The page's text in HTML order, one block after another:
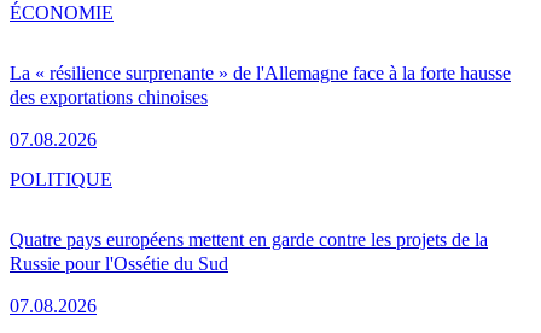
La « résilience surprenante » de l'Allemagne face à la forte hausse
des exportations chinoises
07.08.2026
ÉCONOMIE
Quatre pays européens mettent en garde contre les projets de la
Russie pour l'Ossétie du Sud
07.08.2026
POLITIQUE